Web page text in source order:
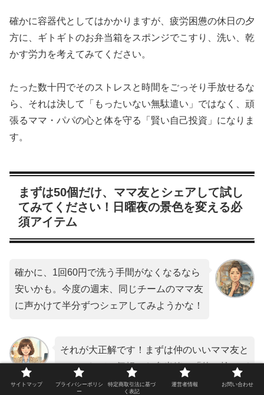
確かに容器代としてはかかりますが、疲労困憊の休日の夕
方に、ギトギトのお弁当箱をスポンジでこすり、洗い、乾
かす労力を考えてみてください。
たった数十円でそのストレスと時間をごっそり手放せるな
ら、それは決して「もったいない無駄遣い」ではなく、頑
張るママ・パパの心と体を守る「賢い自己投資」になりま
す。
まずは50個だけ、ママ友とシェアして試し
てみてください！日曜夜の景色を変える必
須アイテム
確かに、1回60円で洗う手間がなくなるなら
安いかも。今度の週末、同じチームのママ友
に声かけて半分ずつシェアしてみようかな！
それが大正解です！まずは仲のいいママ友と
シェアして、気軽にお弁当箱の「使い捨てデ
ビュー」を飾ってみてください。
サイトマップ
プライバシーポリシ
ー
特定商取引法に基づ
く表記
運営者情報 お問い合わせ